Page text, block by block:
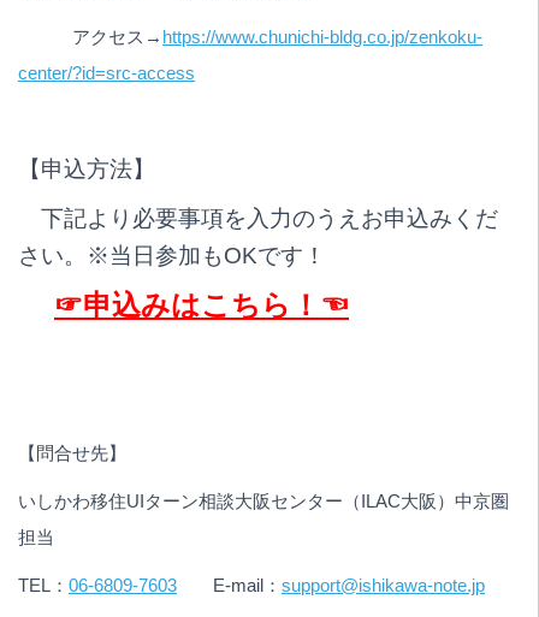
アクセス→ https://www.chunichi-bldg.co.jp/zenkoku-
center/?id=src-access
【申込方法】
下記より必要事項を入力のうえお申込みくだ
さい。※当日参加もOKです！
☞申込みはこちら！☜
【問合せ先】
いしかわ移住UIターン相談大阪センター（ILAC大阪）中京圏
担当
TEL： 06‐6809‐7603 E-mail： support@ishikawa-note.jp